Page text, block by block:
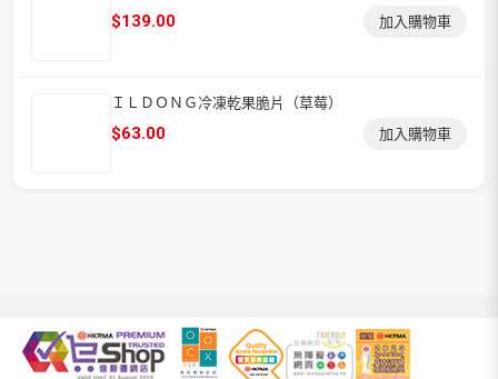
$139.00 加入購物車
ＩＬＤＯＮＧ冷凍乾果脆片（草莓）
$63.00 加入購物車